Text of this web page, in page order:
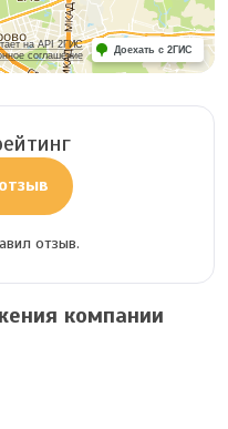
на API 2ГИС
соглашение
Доехать с 2ГИС
отзыв.
компании